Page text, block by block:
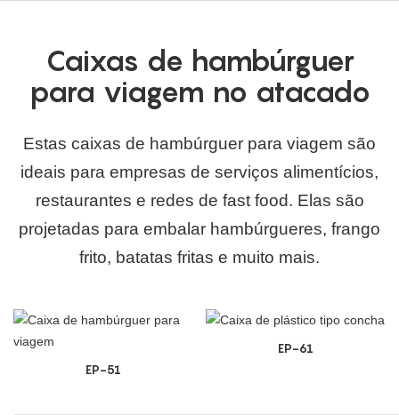
Caixas de hambúrguer
para viagem no atacado
Estas caixas de hambúrguer para viagem são
ideais para empresas de serviços alimentícios,
restaurantes e redes de fast food. Elas são
projetadas para embalar hambúrgueres, frango
frito, batatas fritas e muito mais.
EP-51
EP-61